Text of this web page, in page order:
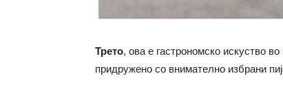
Трето, ова е гастрономско искуство
придружено со внимателно избрани